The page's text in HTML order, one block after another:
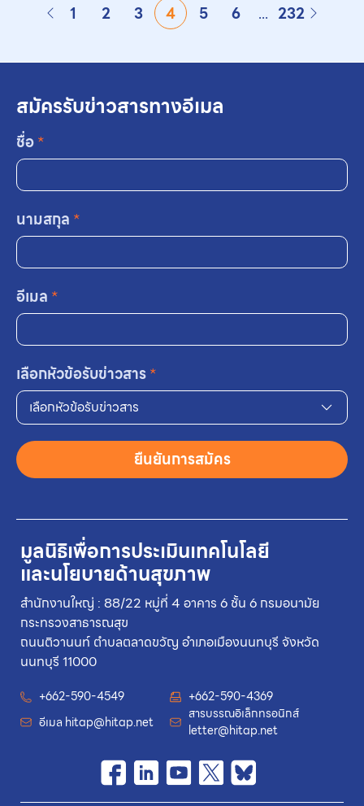
1 2 3 4 5 6 ... 232
มูลนิธิเพื่อการประเมินเทคโนโลยี
และนโยบายด้านสุขภาพ
สำนักงานใหญ่ : 88/22 หมู่ที่ 4 อาคาร 6 ชั้น 6 กรมอนามัย
กระทรวงสาธารณสุข
ถนนติวานนท์ ตำบลตลาดขวัญ อำเภอเมืองนนทบุรี จังหวัด
นนทบุรี 11000
+662-590-4549
+662-590-4369
อีเมล hitap@hitap.net
สารบรรณอิเล็กทรอนิกส์
letter@hitap.net
สมัครรับข่าวสารทางอีเมล
ชื่อ*
นามสกุล *
อีเมล *
เลือกหัวข้อรับข่าวสาร*
เลือกหัวข้อรับข่าวสาร
ยืนยันการสมัคร